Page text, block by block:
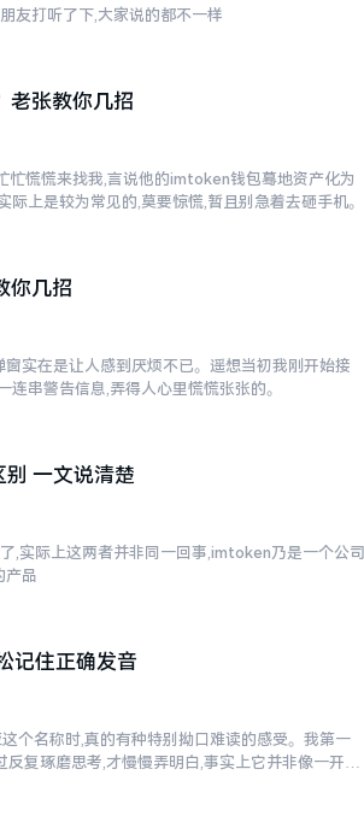
友打听了下,大家说的都不一样
老张教你几招
慌慌来找我,言说他的imtoken钱包蓦地资产化为
上是较为常见的,莫要惊慌,暂且别急着去砸手机。
你几招
实在是让人感到厌烦不已。遥想当初我刚开始接
串警告信息,弄得人心里慌慌张张的。
一文说清楚
,实际上这两者并非同一回事,imtoken乃是一个公司
产品
记住正确发音
个名称时,真的有种特别拗口难读的感受。我第一
复琢磨思考,才慢慢弄明白,事实上它并非像一开始